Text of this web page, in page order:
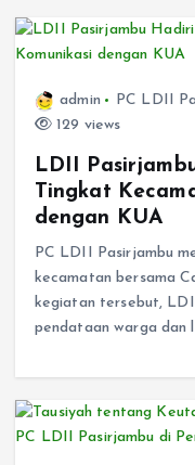
admin PC LDII
129 views
LDII
Tingkat
dengan KUA
PC LDII Pasirjambu
kecamatan bersama
kegiatan tersebut,
pendataan warga dan